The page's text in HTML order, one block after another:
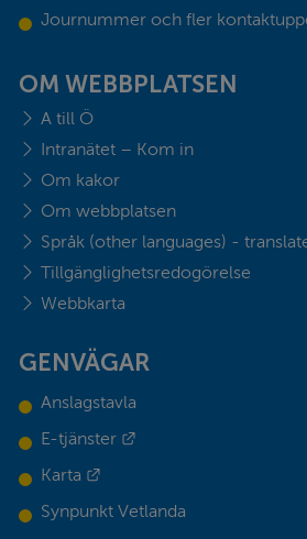
Journummer och fler
OM WEBBPLATSEN
A till Ö
Intranätet – Kom in
Om kakor
Om webbplatsen
Språk (other languages) -
Tillgänglighetsredogörelse
Webbkarta
GENVÄGAR
Anslagstavla
E-tjänster
Karta
Synpunkt Vetlanda